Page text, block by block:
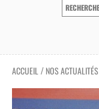
ACCUEIL / NOS ACTUALITÉS